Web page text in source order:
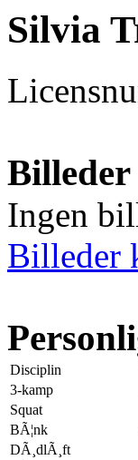
Silvia
Billeder
Ingen
Billeder
Disciplin
3-kamp
Squat
BÃ¦nk
DÃ¸dlÃ¸ft